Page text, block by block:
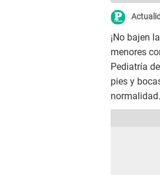
¡No bajen
menores
Pediatría del
pies y
normalidad.